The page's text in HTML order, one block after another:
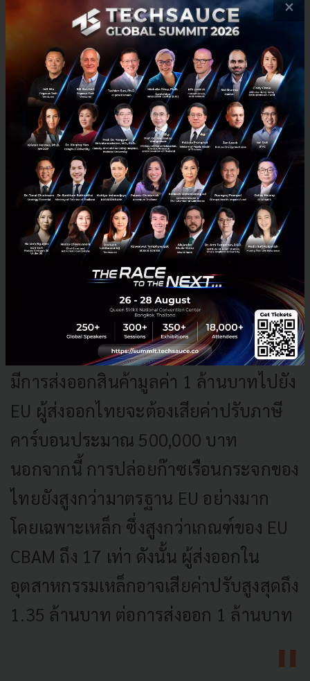
ระยะยาว (หลัง 2573-2578)มีโอกาสสูงที่มาตรการ
ภาษีจะรวมสินค้าเกษตร ซึ่งจะเพิ่มผลกระทบให้
ประเทศไทยอีกราว 1 แสนล้านบาท
หากพิจารณาเรื่องความ(ไม่)พร้อมของธุรกิจไทยพบว่า
ราว 70% ของบริษัทจดทะเบียนในตลาดหลักทรัพย์ที่
เกี่ยวข้องกับ CBAM เริ่มดำเนินกิจกรรมลดการปล่อยก๊าซ
เรือนกระจกแล้ว ซึ่งโดยส่วนใหญ่เป็นบริษัทขนาดใหญ่ใน
อุตสาหกรรมปิโตรเคมีและเหล็ก แต่การลดดังกล่าวยังไม่
เพียงพอ และแม้ว่าผู้ประกอบการไทยจะพยายามปรับตัว
แต่อุตสาหกรรมส่วนใหญ่ยังคงปล่อยก๊าซเรือนกระจกเกิน
กว่าค่ามาตรฐานของ EU CBAM ศูนย์วิจัยกสิกรไทยจึง
ประเมินว่า ผู้ส่งออกไทยอาจต้องเสียค่าปรับโดยเฉลี่ย
500,000 บาทต่อการส่งออกสินค้า 1 ล้านบาทไปยัง EU
หากคำนวณค่าปรับโดยเฉลี่ย กรณีที่
มีการส่งออกสินค้ามูลค่า 1 ล้านบาทไปยัง
EU ผู้ส่งออกไทยจะต้องเสียค่าปรับภาษี
คาร์บอนประมาณ 500,000 บาท
นอกจากนี้ การปล่อยก๊าซเรือนกระจกของ
ไทยยังสูงกว่ามาตรฐาน EU อย่างมาก
โดยเฉพาะเหล็ก ซึ่งสูงกว่าเกณฑ์ของ EU
CBAM ถึง 17 เท่า ดังนั้น ผู้ส่งออกใน
อุตสาหกรรมเหล็กอาจเสียค่าปรับสูงสุดถึง
1.35 ล้านบาท ต่อการส่งออก 1 ล้านบาท
×